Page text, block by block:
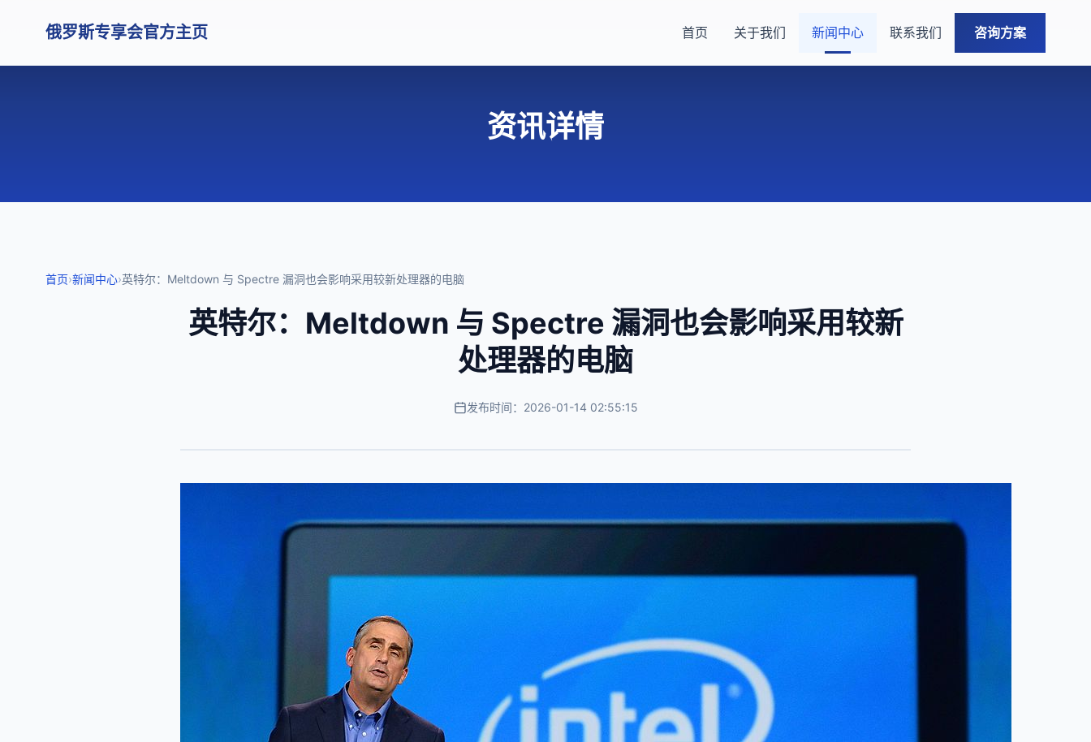
俄罗斯专享会官方主页 首页 关于我们 新闻中心 联系我们 咨询方案
资讯详情
首页›新闻中心›英特尔：Meltdown 与 Spectre 漏洞也会影响采用较新处理器的电脑
英特尔：Meltdown 与 Spectre 漏洞也会影响采用较新
处理器的电脑
发布时间：2026-01-14 02:55:15